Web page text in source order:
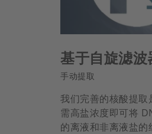
基于自旋滤
手动提取
我们完善的核酸提
需高盐浓度即可将
的离液和非离液盐的